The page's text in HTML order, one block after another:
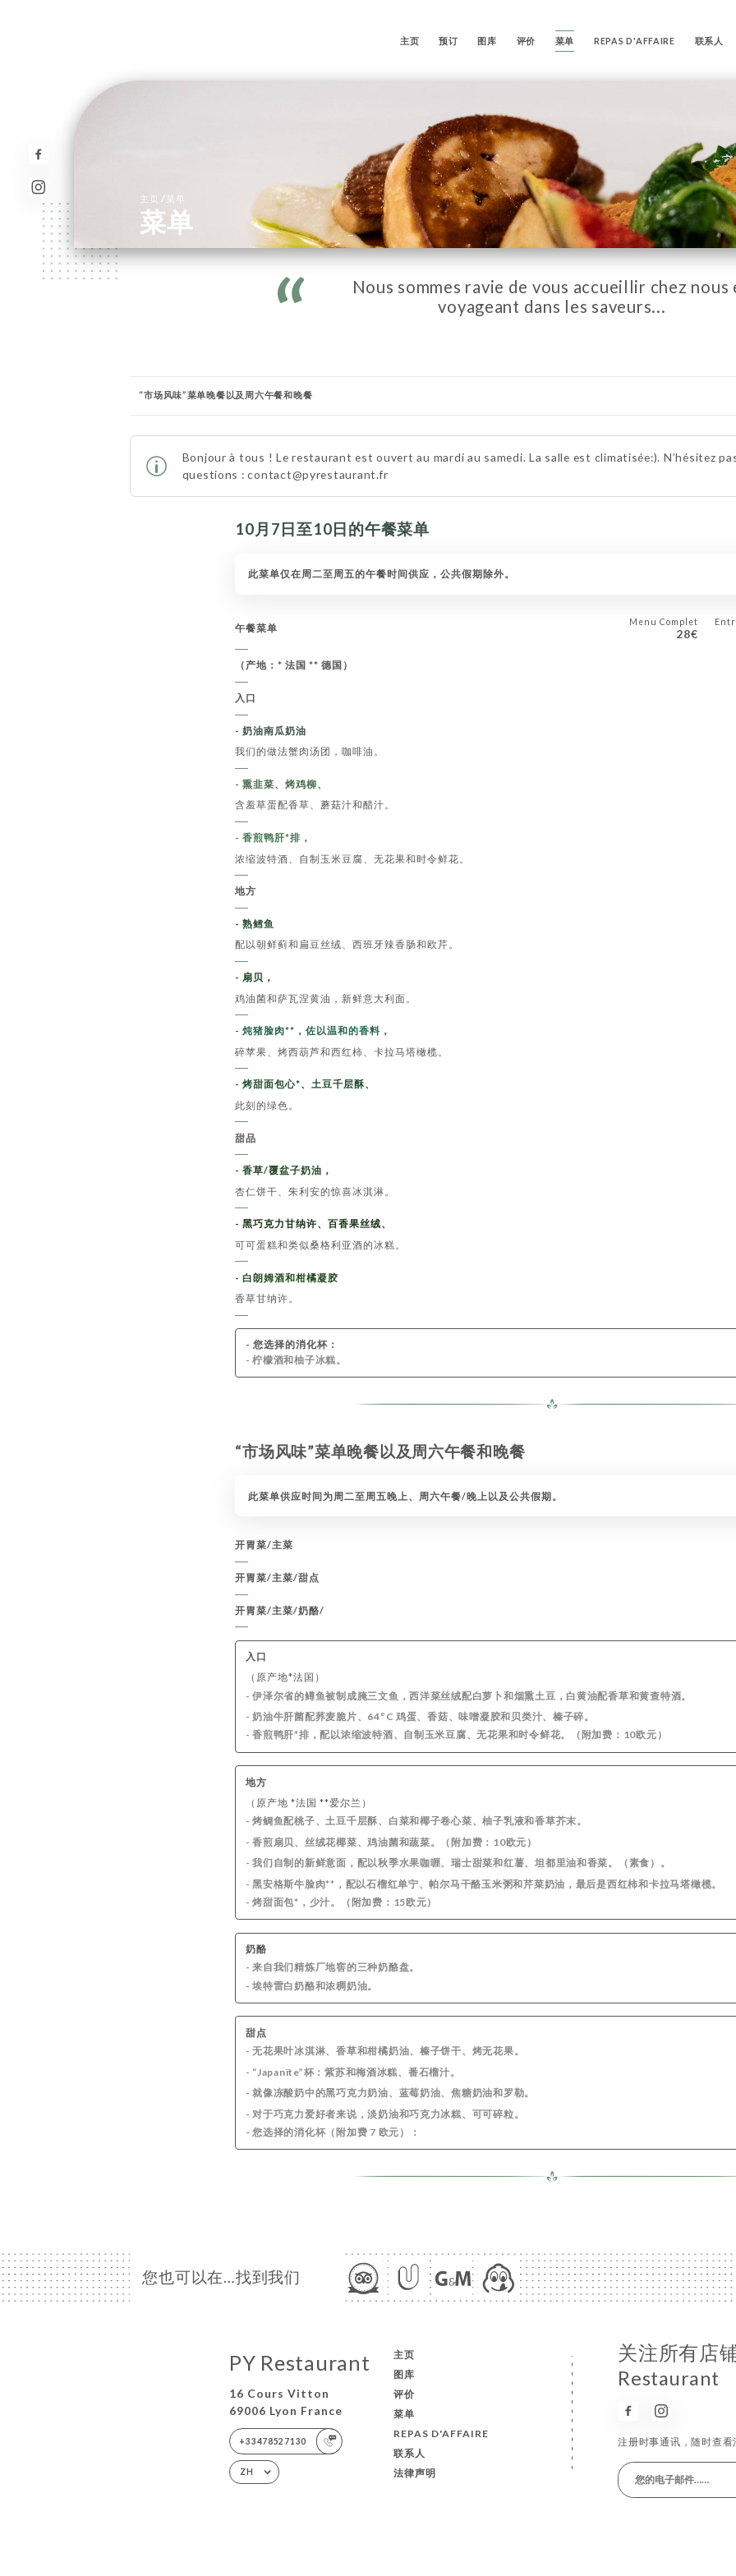
主页 预订 图库 评价 菜单 REPAS D'AFFAIRE 联系人
主页/ 菜单
菜单
Nous sommes ravie de vous accueillir chez nous
voyageant dans les saveurs...
“市场风味”菜单晚餐以及周六午餐和晚餐
Bonjour à tous ! Le restaurant est ouvert au mardi au samedi. La salle est climatisée:). N’hésitez
questions : contact@pyrestaurant.fr
10月7日至10日的午餐菜单
此菜单仅在周二至周五的午餐时间供应，公共假期除外。
午餐菜单 Menu Complet
28€
（产地：* 法国 ** 德国）
入口
- 奶油南瓜奶油
我们的做法蟹肉汤团，咖啡油。
- 熏韭菜、烤鸡柳、
含羞草蛋配香草、蘑菇汁和醋汁。
- 香煎鸭肝*排，
浓缩波特酒、自制玉米豆腐、无花果和时令鲜花。
地方
- 熟鳕鱼
配以朝鲜蓟和扁豆丝绒、西班牙辣香肠和欧芹。
- 扇贝，
鸡油菌和萨瓦涅黄油，新鲜意大利面。
- 炖猪脸肉**，佐以温和的香料，
碎苹果、烤西葫芦和西红柿、卡拉马塔橄榄。
- 烤甜面包心*、土豆千层酥、
此刻的绿色。
甜品
- 香草/覆盆子奶油，
杏仁饼干、朱利安的惊喜冰淇淋。
- 黑巧克力甘纳许、百香果丝绒、
可可蛋糕和类似桑格利亚酒的冰糕。
- 白朗姆酒和柑橘凝胶
香草甘纳许。
- 您选择的消化杯：
- 柠檬酒和柚子冰糕。
“市场风味”菜单晚餐以及周六午餐和晚餐
此菜单供应时间为周二至周五晚上、周六午餐/晚上以及公共假期。
开胃菜/主菜
开胃菜/主菜/甜点
开胃菜/主菜/奶酪/
入口
（原产地*法国）
- 伊泽尔省的鳟鱼被制成腌三文鱼，西洋菜丝绒配白萝卜和烟熏土豆，白黄油配香草和黄查特酒。
- 奶油牛肝菌配荞麦脆片、64°C 鸡蛋、香菇、味噌凝胶和贝类汁、榛子碎。
- 香煎鸭肝*排，配以浓缩波特酒、自制玉米豆腐、无花果和时令鲜花。（附加费：10欧元）
地方
（原产地 *法国 **爱尔兰）
- 烤鲷鱼配桃子、土豆千层酥、白菜和椰子卷心菜、柚子乳液和香草芥末。
- 香煎扇贝、丝绒花椰菜、鸡油菌和蔬菜。（附加费：10欧元）
- 我们自制的新鲜意面，配以秋季水果咖喱、瑞士甜菜和红薯、坦都里油和香菜。（素食）。
- 黑安格斯牛脸肉**，配以石榴红单宁、帕尔马干酪玉米粥和芹菜奶油，最后是西红柿和卡拉马塔橄榄。
- 烤甜面包*，少汁。（附加费：15欧元）
奶酪
- 来自我们精炼厂地窖的三种奶酪盘。
- 埃特雷白奶酪和浓稠奶油。
甜点
- 无花果叶冰淇淋、香草和柑橘奶油、榛子饼干、烤无花果。
- “Japanïte”杯：紫苏和梅酒冰糕、番石榴汁。
- 就像冻酸奶中的黑巧克力奶油、蓝莓奶油、焦糖奶油和罗勒。
- 对于巧克力爱好者来说，淡奶油和巧克力冰糕、可可碎粒。
- 您选择的消化杯（附加费 7 欧元）：
您也可以在…找到我们
PY Restaurant
16 Cours Vitton
69006 Lyon France
+33478527130
ZH
主页
图库
评价
菜单
REPAS D'AFFAIRE
联系人
法律声明
关注所有店
Restaurant
注册时事通讯，随时查看